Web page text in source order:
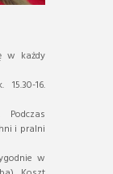
w każdy
16.
i pralni
w